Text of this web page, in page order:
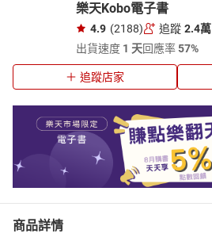
樂天Kobo電子書
4.9 (2188) 追蹤 2.4萬
出貨速度 1 天回應率57%
追蹤店家
商品詳情